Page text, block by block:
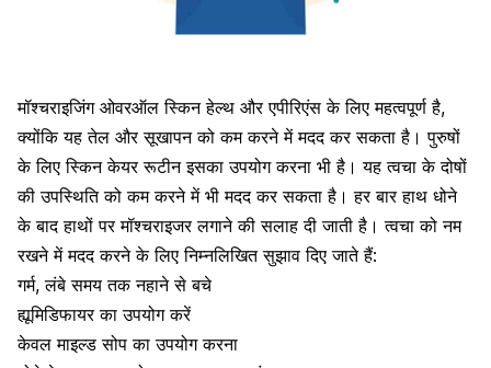
मॉश्चराइजिंग ओवरऑल स्किन हेल्थ और एपीरिएंस के लिए महत्वपूर्ण है,
क्योंकि यह तेल और सूखापन को कम करने में मदद कर सकता है। पुरुषों
के लिए स्किन केयर रूटीन इसका उपयोग करना भी है। यह त्वचा के दोषों
की उपस्थिति को कम करने में भी मदद कर सकता है। हर बार हाथ धोने
के बाद हाथों पर मॉश्चराइजर लगाने की सलाह दी जाती है। त्वचा को नम
रखने में मदद करने के लिए निम्नलिखित सुझाव दिए जाते हैं:
गर्म, लंबे समय तक नहाने से बचे
ह्यूमिडिफायर का उपयोग करें
केवल माइल्ड सोप का उपयोग करना